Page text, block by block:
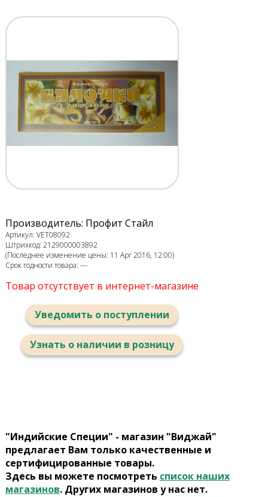
Производитель: Профит Стайл
Артикул: VET08092
Штрихкод: 2129000003892
(Последнее изменение цены: 11 Apr 2016, 12:00)
Срок годности товара: ---
Товар отсутствует в интернет-магазине
Уведомить о поступлении
Узнать о наличии в розницу
"Индийские Специи" - магазин "Виджай"
предлагает Вам только качественные и
сертифицированные товары.
Здесь вы можете посмотреть список наших
магазинов. Других магазинов у нас нет.